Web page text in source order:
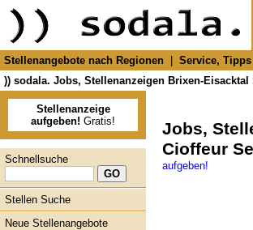
Stellenangebote nach Regionen Service,
)) sodala. Jobs, Stellenanzeigen Brixen-Eisacktal
Stellenanzeige
aufgeben! Gratis!
Schnellsuche
Stellen Suche
Neue Stellenangebote
Jobs,
Cioffeur
aufgeben!